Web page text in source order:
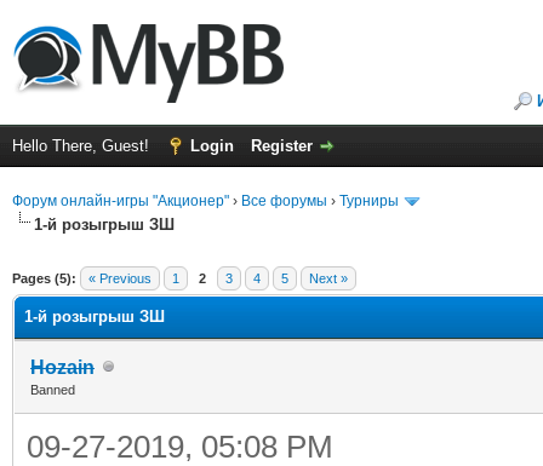
Hello There, Guest! Login Register
Форум онлайн-игры "Акционер" › Все форумы › Турниры
1-й розыгрыш ЗШ
Pages (5): « Previous 1 2 3 4 5 Next »
1-й розыгрыш ЗШ
Hozain
Banned
09-27-2019, 05:08 PM